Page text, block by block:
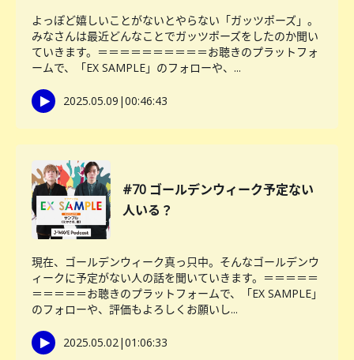
よっぽど嬉しいことがないとやらない「ガッツポーズ」。
みなさんは最近どんなことでガッツポーズをしたのか聞い
ていきます。＝＝＝＝＝＝＝＝＝＝お聴きのプラットフォ
ームで、「EX SAMPLE」のフォローや、...
2025.05.09 |00:46:43
#70 ゴールデンウィーク予定ない
人いる？
現在、ゴールデンウィーク真っ只中。そんなゴールデンウ
ィークに予定がない人の話を聞いていきます。＝＝＝＝＝
＝＝＝＝＝お聴きのプラットフォームで、「EX SAMPLE」
のフォローや、評価もよろしくお願いし...
2025.05.02|01:06:33